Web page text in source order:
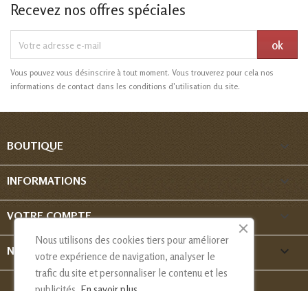
Recevez nos offres spéciales
Vous pouvez vous désinscrire à tout moment. Vous trouverez pour cela nos
informations de contact dans les conditions d'utilisation du site.
BOUTIQUE 
INFORMATIONS 
VOTRE COMPTE 
NOUS CONTACTER keyboard_arrow_down
Nous utilisons des cookies tiers pour améliorer
votre expérience de navigation, analyser le
trafic du site et personnaliser le contenu et les